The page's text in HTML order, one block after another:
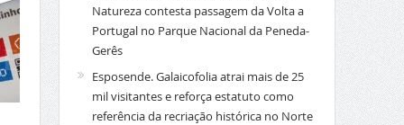
Natureza contesta passagem da Volta a
Portugal no Parque Nacional da Peneda-
Gerês
Esposende. Galaicofolia atrai mais de 25
mil visitantes e reforça estatuto como
referência da recriação histórica no Norte